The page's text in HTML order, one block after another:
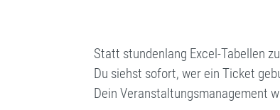
Statt stundenlang Excel-Tabellen
Du siehst sofort, wer ein Ticket
Dein Veranstaltungsmanagement